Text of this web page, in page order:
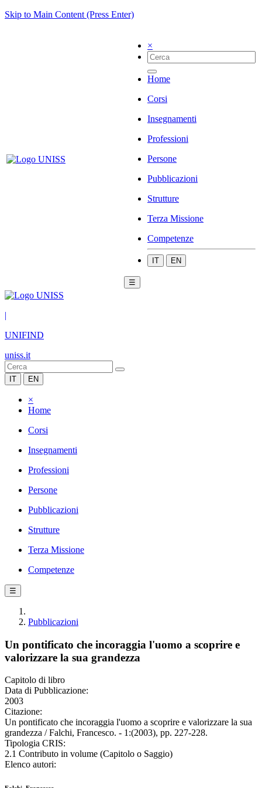
Skip to Main Content (Press Enter)
×
Home
Corsi
Insegnamenti
Professioni
Persone
Pubblicazioni
Strutture
Terza Missione
Competenze
IT EN
☰
|
UNIFIND
uniss.it
IT EN
×
Home
Corsi
Insegnamenti
Professioni
Persone
Pubblicazioni
Strutture
Terza Missione
Competenze
☰
Pubblicazioni
Un pontificato che incoraggia l'uomo a scoprire e
valorizzare la sua grandezza
Capitolo di libro
Data di Pubblicazione:
2003
Citazione:
Un pontificato che incoraggia l'uomo a scoprire e valorizzare la sua
grandezza / Falchi, Francesco. - 1:(2003), pp. 227-228.
Tipologia CRIS:
2.1 Contributo in volume (Capitolo o Saggio)
Elenco autori: